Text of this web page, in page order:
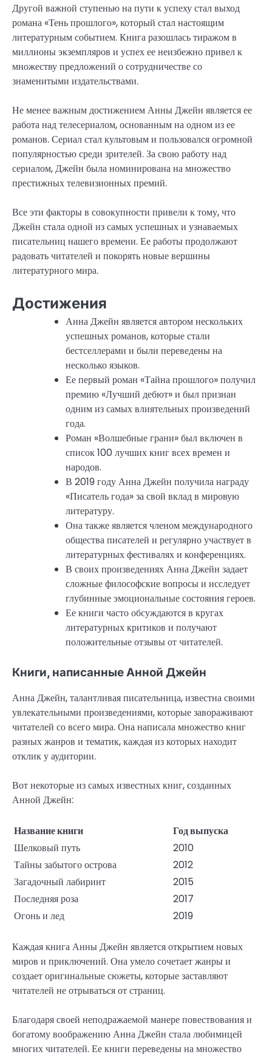
Другой важной ступенью на пути к успеху стал выход
романа «Тень прошлого», который стал настоящим
литературным событием. Книга разошлась тиражом в
миллионы экземпляров и успех ее неизбежно привел к
множеству предложений о сотрудничестве со
знаменитыми издательствами.
Не менее важным достижением Анны Джейн является ее
работа над телесериалом, основанным на одном из ее
романов. Сериал стал культовым и пользовался огромной
популярностью среди зрителей. За свою работу над
сериалом, Джейн была номинирована на множество
престижных телевизионных премий.
Все эти факторы в совокупности привели к тому, что
Джейн стала одной из самых успешных и узнаваемых
писательниц нашего времени. Ее работы продолжают
радовать читателей и покорять новые вершины
литературного мира.
Достижения
Анна Джейн является автором нескольких
успешных романов, которые стали
бестселлерами и были переведены на
несколько языков.
Ее первый роман «Тайна прошлого» получил
премию «Лучший дебют» и был признан
одним из самых влиятельных произведений
года.
Роман «Волшебные грани» был включен в
список 100 лучших книг всех времен и
народов.
В 2019 году Анна Джейн получила награду
«Писатель года» за свой вклад в мировую
литературу.
Она также является членом международного
общества писателей и регулярно участвует в
литературных фестивалях и конференциях.
В своих произведениях Анна Джейн задает
сложные философские вопросы и исследует
глубинные эмоциональные состояния героев.
Ее книги часто обсуждаются в кругах
литературных критиков и получают
положительные отзывы от читателей.
Книги, написанные Анной Джейн
Анна Джейн, талантливая писательница, известна своими
увлекательными произведениями, которые завораживают
читателей со всего мира. Она написала множество книг
разных жанров и тематик, каждая из которых находит
отклик у аудитории.
Вот некоторые из самых известных книг, созданных
Анной Джейн:
Название книги
Год выпуска
Шелковый путь
2010
Тайны забытого острова
2012
Загадочный лабиринт
2015
Последняя роза
2017
Огонь и лед
2019
Каждая книга Анны Джейн является открытием новых
миров и приключений. Она умело сочетает жанры и
создает оригинальные сюжеты, которые заставляют
читателей не отрываться от страниц.
Благодаря своей неподражаемой манере повествования и
богатому воображению Анна Джейн стала любимицей
многих читателей. Ее книги переведены на множество